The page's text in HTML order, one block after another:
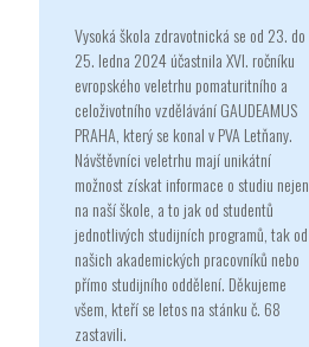
Vysoká škola zdravotnická se od 23. do
25. ledna 2024 účastnila XVI. ročníku
evropského veletrhu pomaturitního a
celoživotního vzdělávání GAUDEAMUS
PRAHA, který se konal v PVA Letňany.
Návštěvníci veletrhu mají unikátní
možnost získat informace o studiu nejen
na naší škole, a to jak od studentů
jednotlivých studijních programů, tak od
našich akademických pracovníků nebo
přímo studijního oddělení. Děkujeme
všem, kteří se letos na stánku č. 68
zastavili.